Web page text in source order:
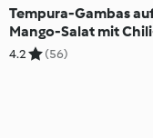
Tempura-Gambas
Mango-Salat mit
Mayonnaise
4.2 (56)